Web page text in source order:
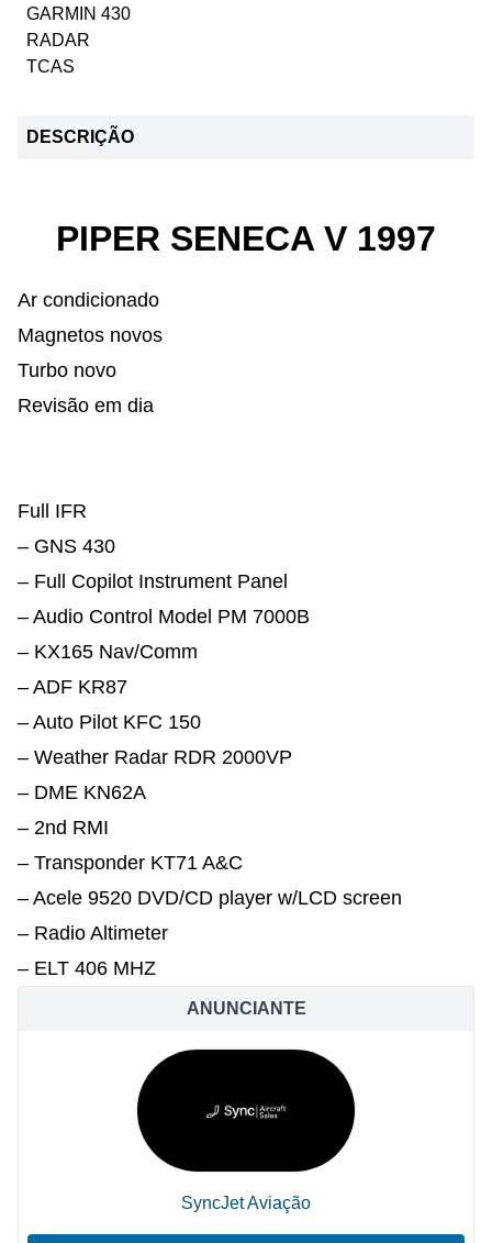
GARMIN 430
RADAR
TCAS
DESCRIÇÃO
PIPER SENECA V 1997
Ar condicionado
Magnetos novos
Turbo novo
Revisão em dia
Full IFR
– GNS 430
– Full Copilot Instrument Panel
– Audio Control Model PM 7000B
– KX165 Nav/Comm
– ADF KR87
– Auto Pilot KFC 150
– Weather Radar RDR 2000VP
– DME KN62A
– 2nd RMI
– Transponder KT71 A&C
– Acele 9520 DVD/CD player w/LCD screen
– Radio Altimeter
– ELT 406 MHZ
ANUNCIANTE
SyncJet Aviação